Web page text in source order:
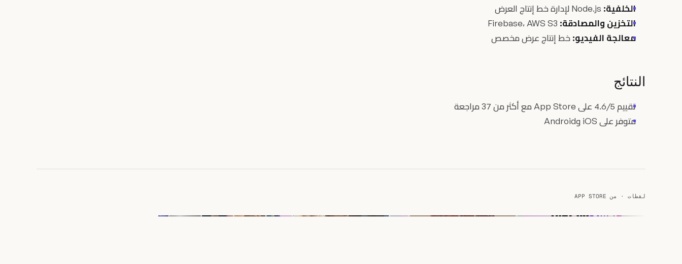
الخلفية:
التخزين والمصادقة:
معالجة الفيديو: خط إنتاج عرض مخصص
النتائج
تقييم 4.6/5 على App Store مع أكثر من 37 مراجعة
متوفر على iOS وAndroid
لقطات · من APP STORE